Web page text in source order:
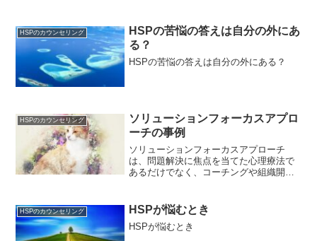
け入れることを支援しま...
HSPのカウンセリング
HSPの苦悩の答えは自分の外にあ
る？
HSPの苦悩の答えは自分の外にある？
HSPのカウンセリング
ソリューションフォーカスアプロ
ーチの事例
ソリューションフォーカスアプローチ
は、問題解決に焦点を当てた心理療法で
あるだけでなく、コーチングや組織開発
います。・組織開発：チームビルディン
グやリーダーシップの強化...
HSPのカウンセリング HSPが悩むとき
HSPが悩むとき